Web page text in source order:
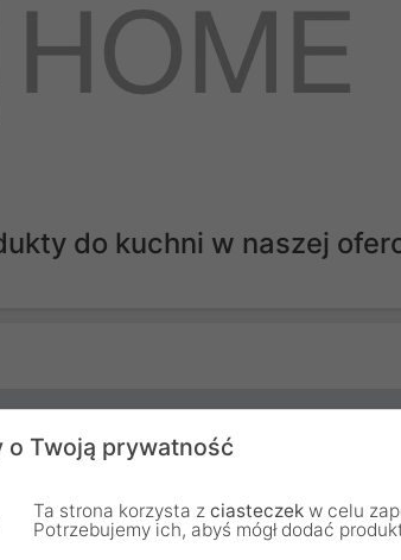
do kuchni w naszej
Pozostałe drobne AGD do kuchni
130x90 mm
o Twoją prywatność
Ta strona korzysta z ciasteczek w celu
Potrzebujemy ich, abyś mógł dodać